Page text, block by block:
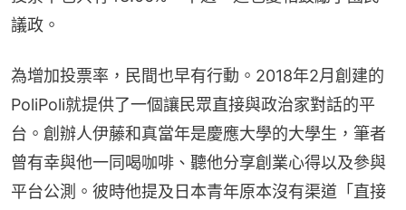
議政。
為增加投票率，民間也早有行動。2018年2月創建的
PoliPoli就提供了一個讓民眾直接與政治家對話的平
台。創辦人伊藤和真當年是慶應大學的大學生，筆者
曾有幸與他一同喝咖啡、聽他分享創業心得以及參與
平台公測。彼時他提及日本青年原本沒有渠道「直接